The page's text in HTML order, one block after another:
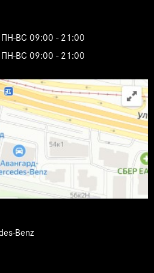
ПН-ВС 09:00 - 21:00
ПН-ВС 09:00 - 21:00
Benz